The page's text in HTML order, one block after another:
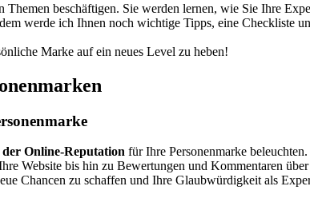
beschäftigen. Sie werden lernen, wie Sie Ihre
werde ich Ihnen noch wichtige Tipps, eine Checkliste
Marke auf ein neues Level zu heben!
Online-Reputation für Ihre Personenmarke
Website bis hin zu Bewertungen und Kommentaren
Chancen zu schaffen und Ihre Glaubwürdigkeit als